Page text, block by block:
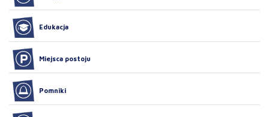
Edukacja
Miejsca postoju
Pomniki